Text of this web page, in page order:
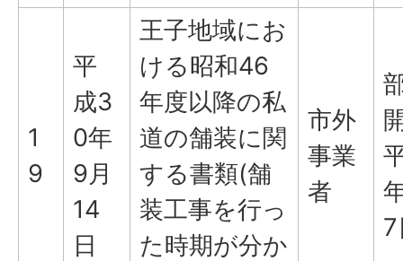
1
9
平
成3
0年
9月
14
日
王子地域にお
ける昭和46
年度以降の私
道の舗装に関
する書類(舗
装工事を行っ
た時期が分か
市外
事業
者
7